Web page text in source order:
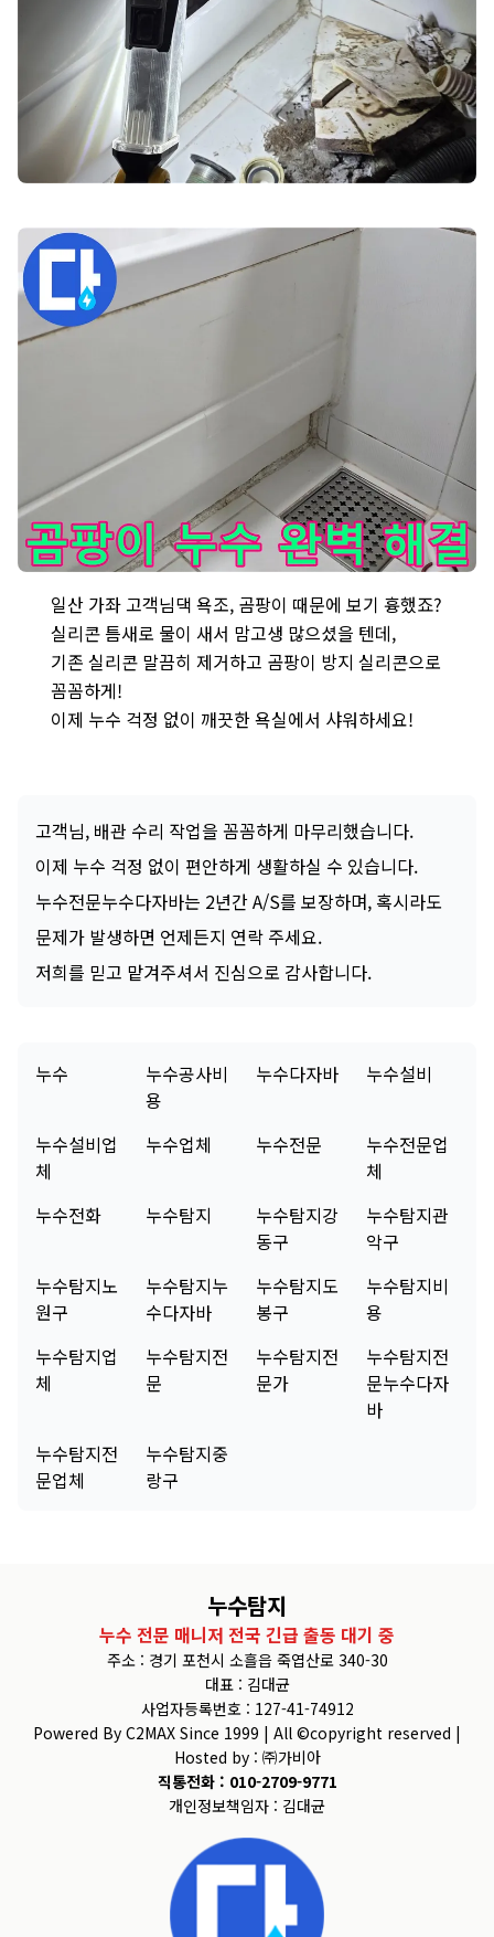
일산 가좌 고객님댁 욕조, 곰팡이 때문에 보기 흉했죠?
실리콘 틈새로 물이 새서 맘고생 많으셨을 텐데,
기존 실리콘 말끔히 제거하고 곰팡이 방지 실리콘으로
꼼꼼하게!
이제 누수 걱정 없이 깨끗한 욕실에서 샤워하세요!
고객님, 배관 수리 작업을 꼼꼼하게 마무리했습니다.
이제 누수 걱정 없이 편안하게 생활하실 수 있습니다.
누수전문누수다자바는 2년간 A/S를 보장하며, 혹시라도
문제가 발생하면 언제든지 연락 주세요.
저희를 믿고 맡겨주셔서 진심으로 감사합니다.
누수
누수공사비
용
누수다자바 누수설비
누수설비업
체
누수업체 누수전문
누수전문업
체
누수전화
누수탐지
누수탐지강
동구
누수탐지관
악구
누수탐지노
원구
누수탐지누
수다자바
누수탐지도
봉구
누수탐지비
용
누수탐지업
체
누수탐지전
문
누수탐지전
문가
누수탐지전
문누수다자
바
누수탐지전
문업체
누수탐지중
랑구
누수탐지
누수 전문 매니저 전국 긴급 출동 대기 중
주소 : 경기 포천시 소흘읍 죽엽산로 340-30
대표 : 김대균
사업자등록번호 : 127-41-74912
Powered By C2MAX Since 1999 | All ©copyright reserved |
Hosted by : ㈜가비아
직통전화 : 010-2709-9771
개인정보책임자 : 김대균